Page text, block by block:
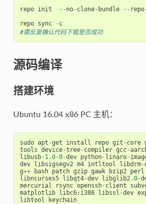
repo init -- no- clone- bundle -- repo
repo sync - c
#需反复确认代码下载是否成功
源码编译
搭建环境
Ubuntu 16.04 x86 PC 主机：
sudo apt -get install repo git - core
tools device-tree- compiler gcc-
libusb- 1.0-0-dev python- linaro-
dev libsigsegv2 m4 intltool libdrm-
g++ bash patch gzip gawk bzip2 perl
libncurses5 libqt4-dev libglib2.0-
mercurial
rsync openssh- client
matplotlib libc6: i386 libssl -dev
libtool
keychain